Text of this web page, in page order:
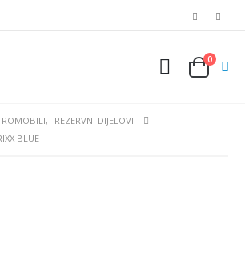
0
ROMOBILI,
REZERVNI DIJELOVI
BLUE